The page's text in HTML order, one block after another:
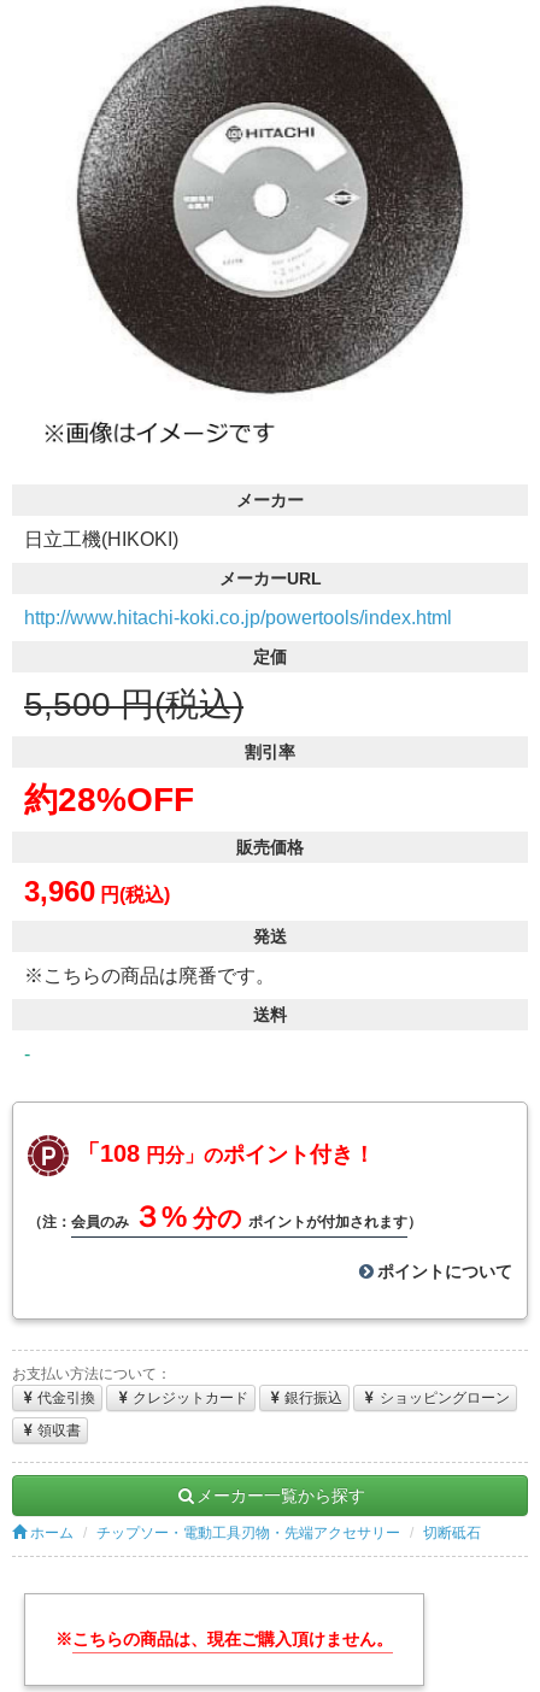
メーカー
日立工機(HIKOKI)
メーカーURL
http://www.hitachi-koki.co.jp/powertools/index.html
定価
5,500 円(税込)
割引率
約28%OFF
販売価格
3,960 円(税込)
発送
※こちらの商品は廃番です。
送料
-
「108 円分」のポイント付き！
（注： 会員のみ ３% 分の ポイントが付加されます）
ポイントについて
お支払い方法について：
代金引換
クレジットカード 銀行振込
ショッピングローン
領収書
メーカー一覧から探す
ホーム チップソー・電動工具刃物・先端アクセサリー 切断砥石
※こちらの商品は、現在ご購入頂けません。